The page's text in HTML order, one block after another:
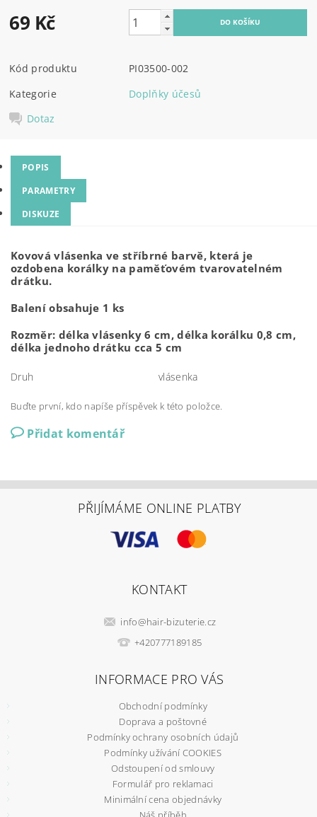
69 Kč
Kód produktu
PI03500-002
Kategorie
Doplňky účesů
Dotaz
POPIS
PARAMETRY
DISKUZE
Kovová vlásenka ve stříbrné barvě, která je
ozdobena korálky na paměťovém tvarovatelném
drátku.
Balení obsahuje 1 ks
Rozměr: délka vlásenky 6 cm, délka korálku 0,8 cm,
délka jednoho drátku cca 5 cm
Druh vlásenka
Buďte první, kdo napíše příspěvek k této položce.
Přidat komentář
PŘIJÍMÁME ONLINE PLATBY
KONTAKT
info@hair-bizuterie.cz
+420777189185
INFORMACE PRO VÁS
Obchodní podmínky
Doprava a poštovné
Podmínky ochrany osobních údajů
Podmínky užívání COOKIES
Odstoupení od smlouvy
Formulář pro reklamaci
Minimální cena objednávky